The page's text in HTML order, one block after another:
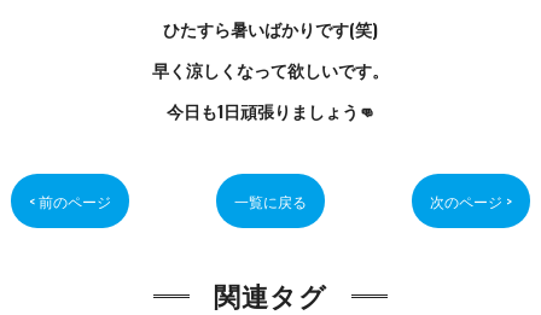
ひたすら暑いばかりです(笑)
早く涼しくなって欲しいです。
今日も1日頑張りましょう👊
< 前のページ 一覧に戻る 次のページ >
関連タグ